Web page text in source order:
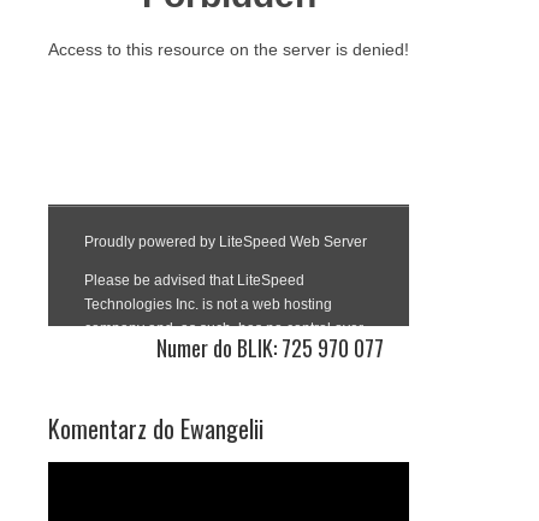
Numer do BLIK: 725 970 077
Komentarz do Ewangelii